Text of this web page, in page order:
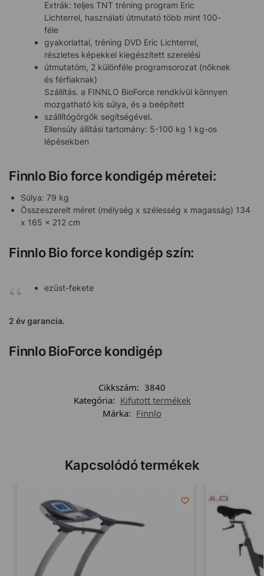
Extrák: teljes TNT tréning program Eric
Lichterrel, használati útmutató több mint 100-
féle
gyakorlattal, tréning DVD Eric Lichterrel,
részletes képekkel kiegészített szerelési
útmutatóm, 2 különféle programsorozat (nőknek
és férfiaknak)
Szállítás. a FINNLO BioForce rendkívül könnyen
mozgatható kis súlya, és a beépített
szállítógörgők segítségével.
Ellensúly állítási tartomány: 5-100 kg 1 kg-os
lépésekben
Finnlo Bio force kondigép méretei:
Súlya: 79 kg
Összeszerelt méret (mélység x szélesség x magasság) 134
x 165 x 212 cm
Finnlo Bio force kondigép szín:
ezüst-fekete
2 év garancia.
Finnlo BioForce kondigép
Cikkszám: 3840
Kategória: Kifutott termékek
Márka: Finnlo
Kapcsolódó termékek